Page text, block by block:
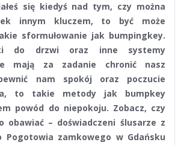
się kiedyś nad tym, czy można
innym kluczem, to być może
sformułowanie jak bumpingkey.
do drzwi oraz inne systemy
mają za zadanie chronić nasz
nam spokój oraz poczucie
to takie metody jak bumpkey
powód do niepokoju. Zobacz, czy
obawiać – doświadczeni ślusarze z
Pogotowia zamkowego w Gdańsku